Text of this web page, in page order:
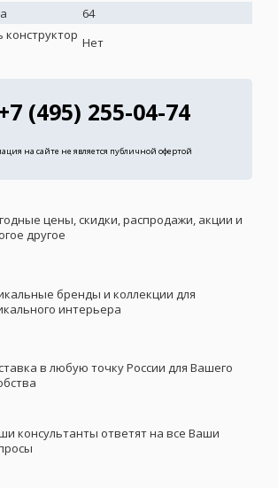
64
Нет
(495) 255-04-74
на сайте не является публичной офертой
цены, скидки, распродажи, акции и
другое
бренды и коллекции для
интерьера
в любую точку России для Вашего
консультанты ответят на все Ваши